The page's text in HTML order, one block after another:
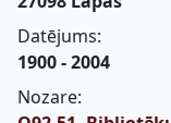
Datējums:
1900 - 2004
Nozare: